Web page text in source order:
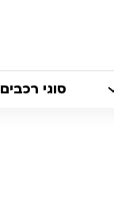
סוגי רכבים